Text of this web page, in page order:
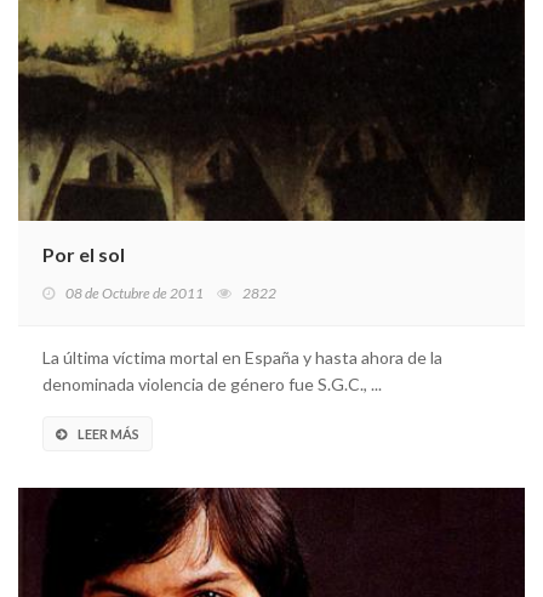
Por el sol
08 de Octubre de 2011 2822
La última víctima mortal en España y hasta ahora de la
denominada violencia de género fue S.G.C., ...
LEER MÁS